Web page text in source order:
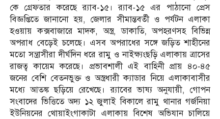
কে গ্রেফতার করেছে র‌্যাব-১৫। র‌্যাব-১৫ এর পাঠানো প্রেস
বিজ্ঞপ্তিতে জানানো হয়, জেলার সীমান্তবর্তী ও পর্যটন এলাকা
হওয়ায় কক্সবাজারে মাদক, অস্ত্র, ডাকাতি, অপহরণসহ বিভিন্ন
অপরাধ বেড়েই চলেছে। এসব অপরাধের সঙ্গে জড়িত শাহীনের
মতো সন্ত্রাসীরা দীর্ঘদিন ধরে রামু ও নাইক্ষ্যংছড়ি এলাকায় ত্রাসের
রাজত্ব কায়েম করেছে। প্রভাবশালী এই বাহিনী প্রায় ৪০-৪৫
জনের বেশি বেতনভুক্ত ও অস্ত্রধারী ক্যাডার নিয়ে এলাকাবাসীর
মধ্যে আতঙ্ক ছড়িয়ে রেখেছে। র‌্যাবের ভাষ্য অনুযায়ী, গোপন
সংবাদের ভিত্তিতে অদ্য ১২ জুলাই বিকালে রামু থানার গর্জনিয়া
ইউনিয়নের থোয়াইংগাকাটা এলাকায় বিশেষ অভিযান চালিয়ে